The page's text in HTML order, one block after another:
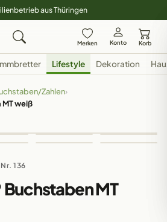
aus Thüringen
Merken Konto Korb
Lifestyle Dekoration
Zahlen›
MT weiß
136
Buchstaben MT